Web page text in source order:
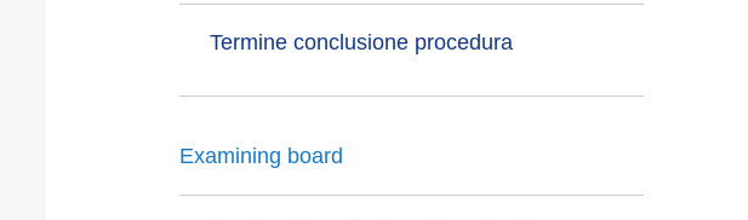
Termine conclusione procedura
Examining board